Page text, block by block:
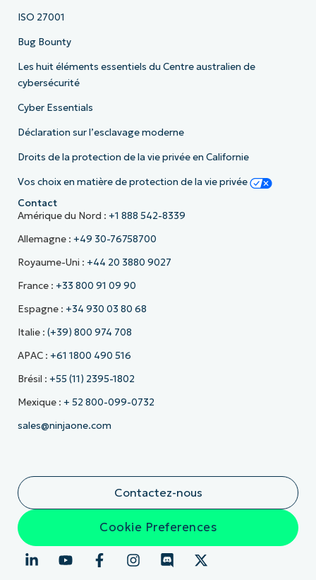
ISO 27001
Bug Bounty
Les huit éléments essentiels du Centre australien de
cybersécurité
Cyber Essentials
Déclaration sur l’esclavage moderne
Droits de la protection de la vie privée en Californie
Vos choix en matière de protection de la vie privée
Contact
Amérique du Nord : +1 888 542-8339
Allemagne : +49 30-76758700
Royaume-Uni : +44 20 3880 9027
France : +33 800 91 09 90
Espagne : +34 930 03 80 68
Italie : (+39) 800 974 708
APAC : +61 1800 490 516
Brésil : +55 (11) 2395-1802
Mexique : + 52 800-099-0732
sales@ninjaone.com
Contactez-nous
Cookie Preferences